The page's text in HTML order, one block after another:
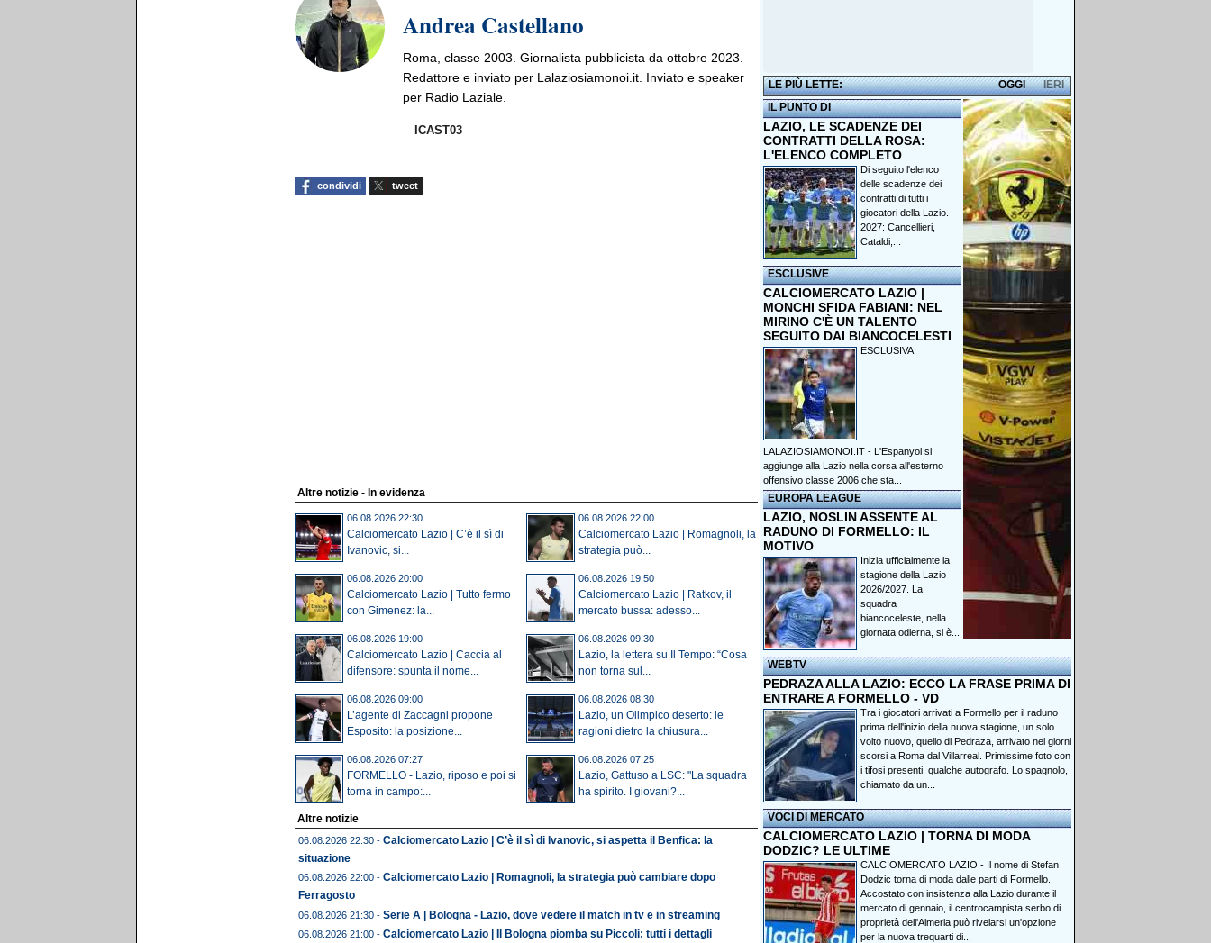
Andrea Castellano
Roma, classe 2003. Giornalista pubblicista da ottobre 2023.
Redattore e inviato per Lalaziosiamonoi.it. Inviato e speaker
per Radio Laziale.
ICAST03
condividi tweet
Altre notizie - In evidenza
06.08.2026 22:30
Calciomercato Lazio | C’è il sì di
Ivanovic, si...
06.08.2026 22:00
Calciomercato Lazio | Romagnoli, la
strategia può...
06.08.2026 20:00
Calciomercato Lazio | Tutto fermo
con Gimenez: la...
06.08.2026 19:50
Calciomercato Lazio | Ratkov, il
mercato bussa: adesso...
06.08.2026 19:00
Calciomercato Lazio | Caccia al
difensore: spunta il nome...
06.08.2026 09:30
Lazio, la lettera su Il Tempo: “Cosa
non torna sul...
06.08.2026 09:00
L’agente di Zaccagni propone
Esposito: la posizione...
06.08.2026 08:30
Lazio, un Olimpico deserto: le
ragioni dietro la chiusura...
06.08.2026 07:27
FORMELLO - Lazio, riposo e poi si
torna in campo:...
06.08.2026 07:25
Lazio, Gattuso a LSC: "La squadra
ha spirito. I giovani?...
Altre notizie
06.08.2026 22:30 - Calciomercato Lazio | C’è il sì di Ivanovic, si aspetta il Benfica: la
situazione
06.08.2026 22:00 - Calciomercato Lazio | Romagnoli, la strategia può cambiare dopo
Ferragosto
06.08.2026 21:30 - Serie A | Bologna - Lazio, dove vedere il match in tv e in streaming
06.08.2026 21:00 - Calciomercato Lazio | Il Bologna piomba su Piccoli: tutti i dettagli
LE PIÙ LETTE: IERI
OGGI
IL PUNTO DI
LAZIO, LE SCADENZE DEI
CONTRATTI DELLA ROSA:
L'ELENCO COMPLETO
Di seguito l'elenco
delle scadenze dei
contratti di tutti i
giocatori della Lazio.
2027: Cancellieri,
Cataldi,...
ESCLUSIVE
CALCIOMERCATO LAZIO |
MONCHI SFIDA FABIANI: NEL
MIRINO C'È UN TALENTO
SEGUITO DAI BIANCOCELESTI
ESCLUSIVA
LALAZIOSIAMONOI.IT - L'Espanyol si
aggiunge alla Lazio nella corsa all'esterno
offensivo classe 2006 che sta...
EUROPA LEAGUE
LAZIO, NOSLIN ASSENTE AL
RADUNO DI FORMELLO: IL
MOTIVO
Inizia ufficialmente la
stagione della Lazio
2026/2027. La
squadra
biancoceleste, nella
giornata odierna, si è...
WEBTV
PEDRAZA ALLA LAZIO: ECCO LA FRASE PRIMA DI
ENTRARE A FORMELLO - VD
Tra i giocatori arrivati a Formello per il raduno
prima dell'inizio della nuova stagione, un solo
volto nuovo, quello di Pedraza, arrivato nei giorni
scorsi a Roma dal Villarreal. Primissime foto con
i tifosi presenti, qualche autografo. Lo spagnolo,
chiamato da un...
VOCI DI MERCATO
CALCIOMERCATO LAZIO | TORNA DI MODA
DODZIC? LE ULTIME
CALCIOMERCATO LAZIO - Il nome di Stefan
Dodzic torna di moda dalle parti di Formello.
Accostato con insistenza alla Lazio durante il
mercato di gennaio, il centrocampista serbo di
proprietà dell'Almeria può rivelarsi un'opzione
per la nuova trequarti di...